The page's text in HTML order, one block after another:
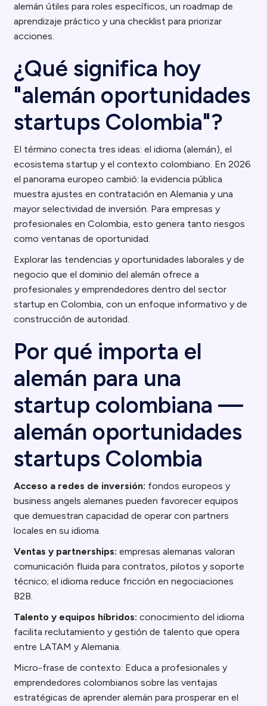
alemán útiles para roles específicos, un roadmap de
aprendizaje práctico y una checklist para priorizar
acciones.
¿Qué significa hoy
"alemán oportunidades
startups Colombia"?
El término conecta tres ideas: el idioma (alemán), el
ecosistema startup y el contexto colombiano. En 2026
el panorama europeo cambió: la evidencia pública
muestra ajustes en contratación en Alemania y una
mayor selectividad de inversión. Para empresas y
profesionales en Colombia, esto genera tanto riesgos
como ventanas de oportunidad.
Explorar las tendencias y oportunidades laborales y de
negocio que el dominio del alemán ofrece a
profesionales y emprendedores dentro del sector
startup en Colombia, con un enfoque informativo y de
construcción de autoridad.
Por qué importa el
alemán para una
startup colombiana —
alemán oportunidades
startups Colombia
Acceso a redes de inversión: fondos europeos y
business angels alemanes pueden favorecer equipos
que demuestran capacidad de operar con partners
locales en su idioma.
Ventas y partnerships: empresas alemanas valoran
comunicación fluida para contratos, pilotos y soporte
técnico; el idioma reduce fricción en negociaciones
B2B.
Talento y equipos híbridos: conocimiento del idioma
facilita reclutamiento y gestión de talento que opera
entre LATAM y Alemania.
Micro-frase de contexto: Educa a profesionales y
emprendedores colombianos sobre las ventajas
estratégicas de aprender alemán para prosperar en el